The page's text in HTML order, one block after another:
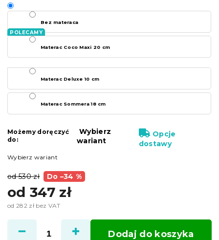
od 530 zł Do –34 %
od 347 zł
od 282 zł bez VAT
jednostkowa:
Wybierz wariant
Bez materaca
Materac Coco Maxi 20 cm
Materac Deluxe 10 cm
Materac Sommera 18 cm
Możemy doręczyć
do:
Wybierz
wariant
Opcje
dostawy
Dodaj do koszyka